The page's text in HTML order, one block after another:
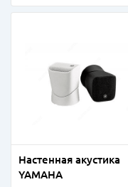
Настенная акустика
YAMAHA